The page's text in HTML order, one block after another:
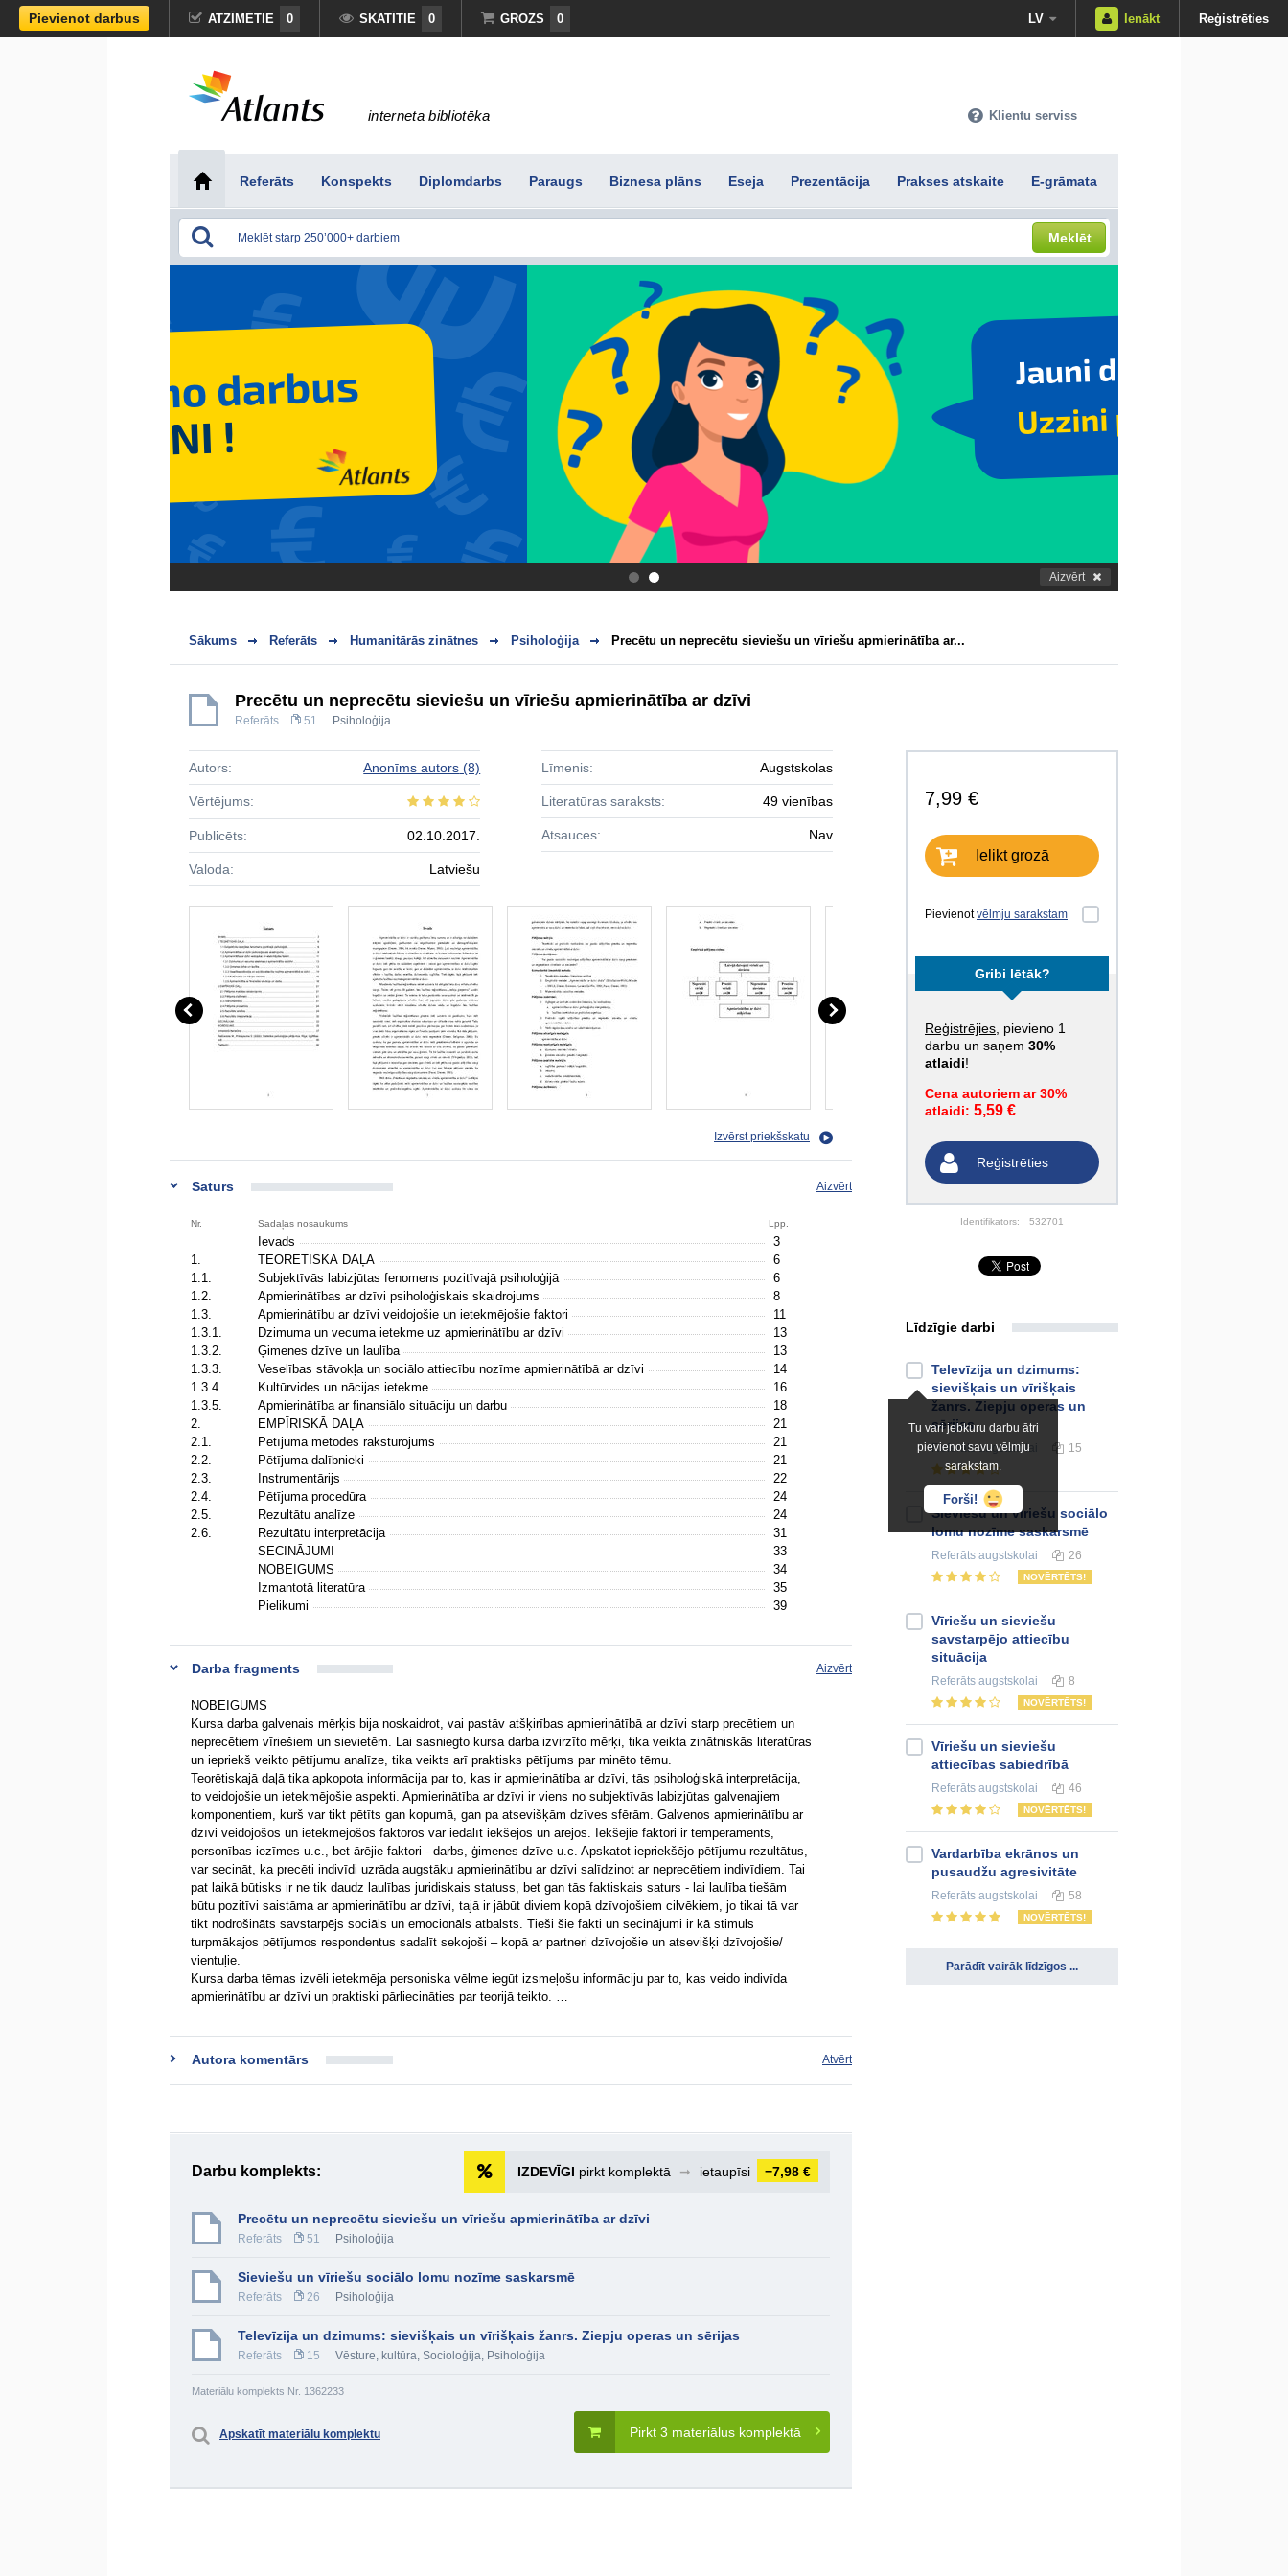
Pievienot darbus ATZĪMĒTIE 0 SKATĪTIE 0 GROZS 0 LV Ienākt Reģistrēties
interneta bibliotēka Klientu serviss
Referāts Konspekts Diplomdarbs Paraugs Biznesa plāns Eseja Prezentācija Prakses atskaite E-grāmata
Meklēt
. Aizvērt
Sākums Referāts Humanitārās zinātnes Psiholoģija Precētu un neprecētu sieviešu un vīriešu apmierinātība ar...
Precētu un neprecētu sieviešu un vīriešu apmierinātība ar dzīvi
Referāts 51 Psiholoģija
7,99 €
Ielikt grozā
Pievienotvēlmju sarakstam
Gribi lētāk?
Reģistrējies , pievieno 1
darbu un saņem 30%
atlaidi!
Cena autoriem ar 30%
atlaidi: 5,59 €
Reģistrēties
Identifikators: 532701
Autors: Anonīms autors (8)
Vērtējums:
Publicēts: 02.10.2017.
Valoda: Latviešu
Līmenis: Augstskolas
Literatūras saraksts: 49 vienības
Atsauces: Nav
Izvērst priekšskatu
Saturs Aizvērt
Nr. Sadaļas nosaukums Lpp.
Ievads
3
1.
TEORĒTISKĀ DAĻA
6
1.1.
Subjektīvās labizjūtas fenomens pozitīvajā psiholoģijā
6
1.2.
Apmierinātības ar dzīvi psiholoģiskais skaidrojums
8
1.3.
Apmierinātību ar dzīvi veidojošie un ietekmējošie faktori
11
1.3.1.
Dzimuma un vecuma ietekme uz apmierinātību ar dzīvi
13
1.3.2.
Ģimenes dzīve un laulība
13
1.3.3.
Veselības stāvokļa un sociālo attiecību nozīme apmierinātībā ar dzīvi
14
1.3.4.
Kultūrvides un nācijas ietekme
16
1.3.5.
Apmierinātība ar finansiālo situāciju un darbu
18
2.
EMPĪRISKĀ DAĻA
21
2.1.
Pētījuma metodes raksturojums
21
2.2.
Pētījuma dalībnieki
21
2.3.
Instrumentārijs
22
2.4.
Pētījuma procedūra
24
2.5.
Rezultātu analīze
24
2.6.
Rezultātu interpretācija
31
SECINĀJUMI
33
NOBEIGUMS
34
Izmantotā literatūra
35
Pielikumi
39
Darba fragments Aizvērt
NOBEIGUMS
Kursa darba galvenais mērķis bija noskaidrot, vai pastāv atšķirības apmierinātībā ar dzīvi starp precētiem un
neprecētiem vīriešiem un sievietēm. Lai sasniegto kursa darba izvirzīto mērķi, tika veikta zinātniskās literatūras
un iepriekš veikto pētījumu analīze, tika veikts arī praktisks pētījums par minēto tēmu.
Teorētiskajā daļā tika apkopota informācija par to, kas ir apmierinātība ar dzīvi, tās psiholoģiskā interpretācija,
to veidojošie un ietekmējošie aspekti. Apmierinātība ar dzīvi ir viens no subjektīvās labizjūtas galvenajiem
komponentiem, kurš var tikt pētīts gan kopumā, gan pa atsevišķām dzīves sfērām. Galvenos apmierinātību ar
dzīvi veidojošos un ietekmējošos faktoros var iedalīt iekšējos un ārējos. Iekšējie faktori ir temperaments,
personības iezīmes u.c., bet ārējie faktori - darbs, ģimenes dzīve u.c. Apskatot iepriekšējo pētījumu rezultātus,
var secināt, ka precēti indivīdi uzrāda augstāku apmierinātību ar dzīvi salīdzinot ar neprecētiem indivīdiem. Tai
pat laikā būtisks ir ne tik daudz laulības juridiskais statuss, bet gan tās faktiskais saturs - lai laulība tiešām
būtu pozitīvi saistāma ar apmierinātību ar dzīvi, tajā ir jābūt diviem kopā dzīvojošiem cilvēkiem, jo tikai tā var
tikt nodrošināts savstarpējs sociāls un emocionāls atbalsts. Tieši šie fakti un secinājumi ir kā stimuls
turpmākajos pētījumos respondentus sadalīt sekojoši – kopā ar partneri dzīvojošie un atsevišķi dzīvojošie/
vientuļie.
Kursa darba tēmas izvēli ietekmēja personiska vēlme iegūt izsmeļošu informāciju par to, kas veido indivīda
apmierinātību ar dzīvi un praktiski pārliecināties par teorijā teikto. …
Autora komentārs Atvērt
Darbu komplekts: IZDEVĪGI pirkt komplektā ➞ ietaupīsi −7,98 €
Precētu un neprecētu sieviešu un vīriešu apmierinātība ar dzīvi
Referāts 51 Psiholoģija
Sieviešu un vīriešu sociālo lomu nozīme saskarsmē
Referāts 26 Psiholoģija
Televīzija un dzimums: sievišķais un vīrišķais žanrs. Ziepju operas un sērijas
Referāts 15 Vēsture, kultūra, Socioloģija, Psiholoģija
Materiālu komplekts Nr. 1362233
Pirkt 3 materiālus komplektā
Apskatīt materiālu komplektu
Līdzīgie darbi
Tu vari jebkuru darbu ātri
pievienot savu vēlmju
sarakstam.
Forši!
Televīzija un dzimums:
sievišķais un vīrišķais
žanrs. Ziepju operas un
sērijas
Referātsaugstskolai 15
Sieviešu un vīriešu sociālo
lomu nozīme saskarsmē
Referāts augstskolai 26
NOVĒRTĒTS!
Vīriešu un sieviešu
savstarpējo attiecību
situācija
Referāts augstskolai 8
NOVĒRTĒTS!
Vīriešu un sieviešu
attiecības sabiedrībā
Referāts augstskolai 46
NOVĒRTĒTS!
Vardarbība ekrānos un
pusaudžu agresivitāte
Referāts augstskolai 58
NOVĒRTĒTS!
Parādīt vairāk līdzīgos ...